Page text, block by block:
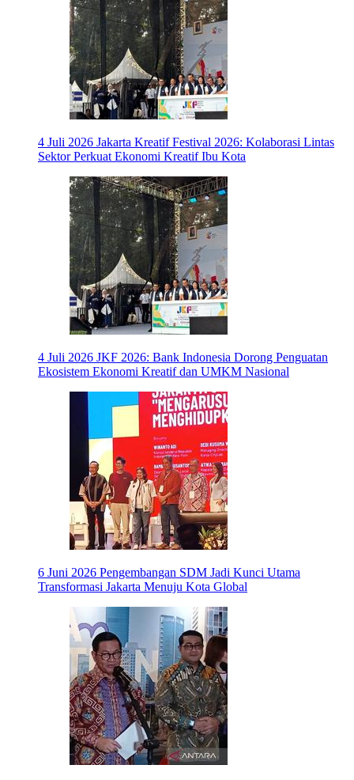
4 Juli 2026 Jakarta Kreatif Festival 2026: Kolaborasi Lintas
Sektor Perkuat Ekonomi Kreatif Ibu Kota
4 Juli 2026 JKF 2026: Bank Indonesia Dorong Penguatan
Ekosistem Ekonomi Kreatif dan UMKM Nasional
6 Juni 2026 Pengembangan SDM Jadi Kunci Utama
Transformasi Jakarta Menuju Kota Global